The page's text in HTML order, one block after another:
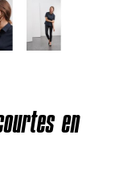
en